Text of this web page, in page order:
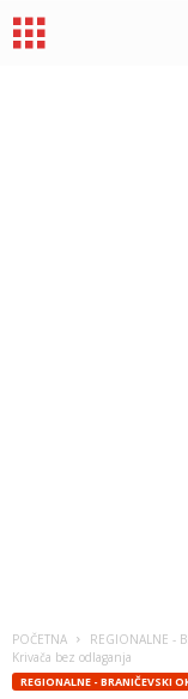
POČETNA REGIONALNE -
Krivača bez odlaganja
REGIONALNE - BRANIČEVSKI